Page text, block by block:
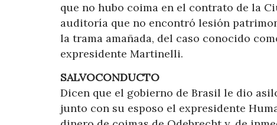
que no hubo coima en el contrato de la
auditoría que no encontró lesión
la trama amañada, del caso conocido
expresidente Martinelli.
SALVOCONDUCTO
Dicen que el gobierno de Brasil le dio
junto con su esposo el expresidente